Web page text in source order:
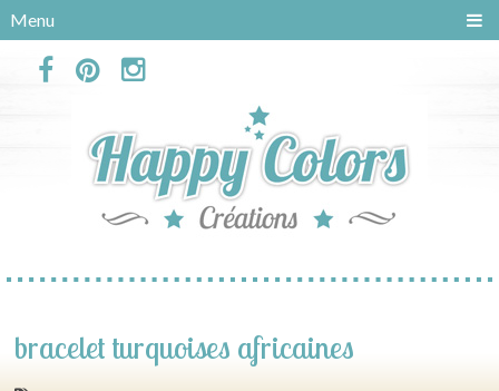
Menu
bracelet turquoises africaines
Panneau de gestion des cookies